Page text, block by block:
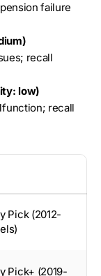
failure
recall
low)
recall
Pick (2012-
Pick+ (2019-